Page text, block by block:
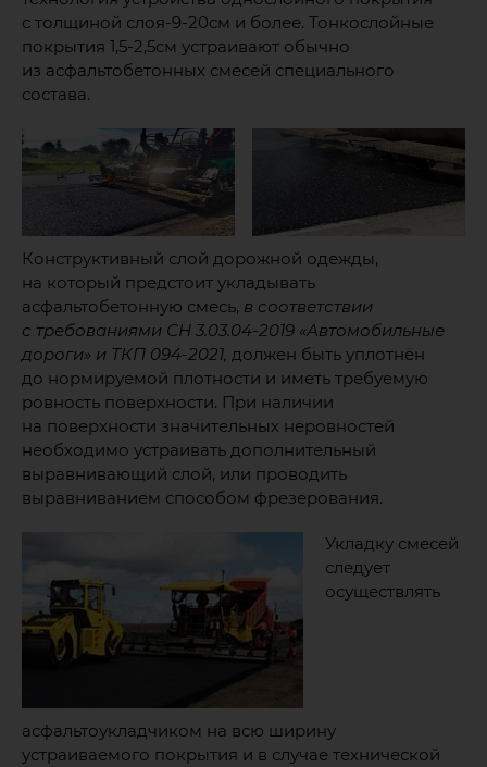
с толщиной слоя-9-20см и более. Тонкослойные
покрытия 1,5-2,5см устраивают обычно
из асфальтобетонных смесей специального
состава.
Конструктивный слой дорожной одежды,
на который предстоит укладывать
асфальтобетонную смесь, в соответствии
с требованиями СН 3.03.04-2019 «Автомобильные
дороги» и ТКП 094-2021, должен быть уплотнён
до нормируемой плотности и иметь требуемую
ровность поверхности. При наличии
на поверхности значительных неровностей
необходимо устраивать дополнительный
выравнивающий слой, или проводить
выравниванием способом фрезерования.
Укладку смесей
следует
осуществлять
асфальтоукладчиком на всю ширину
устраиваемого покрытия и в случае технической